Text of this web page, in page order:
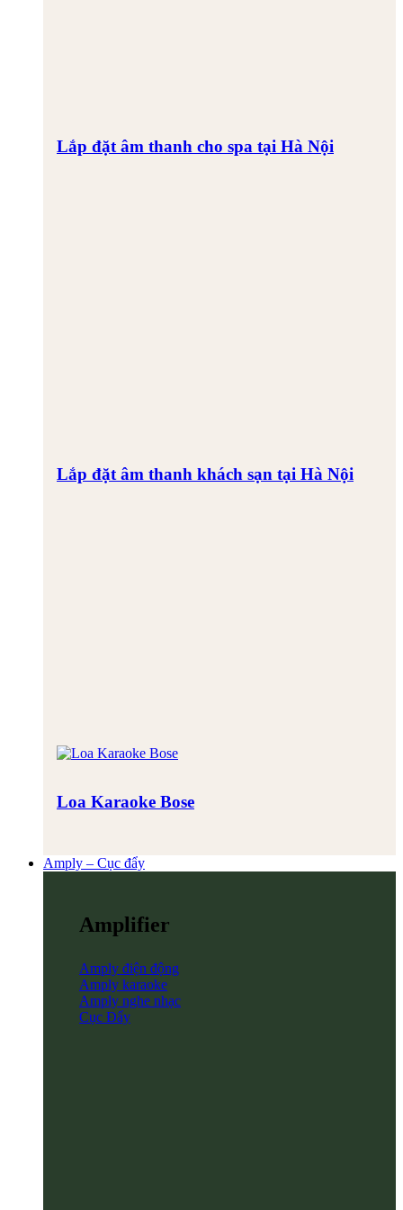
Lắp đặt âm thanh cho spa tại Hà Nội
Lắp đặt âm thanh khách sạn tại Hà Nội
Loa Karaoke Bose
Amply – Cục đẩy
Amplifier
Amply điện động
Amply karaoke
Amply nghe nhạc
Cục Đẩy